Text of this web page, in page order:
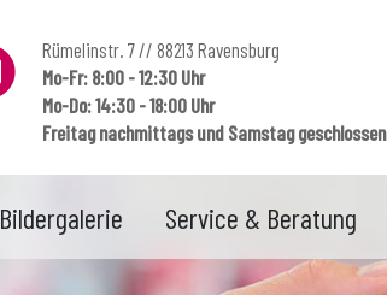
Rümelinstr. 7 // 88213 Ravensburg
Mo-Fr: 8:00 - 12:30 Uhr
Mo-Do: 14:30 - 18:00 Uhr
Freitag nachmittags und Samstag geschlossen
Bildergalerie Service & Beratung